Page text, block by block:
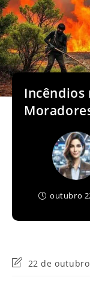
Incêndios
outubro
Última22 de